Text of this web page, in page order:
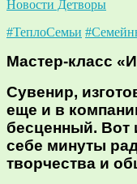
Новости Детворы
#ТеплоСемьи
Мастер-класс
Сувенир,
еще и в
бесценный. Вот
себе минуты
творчества и